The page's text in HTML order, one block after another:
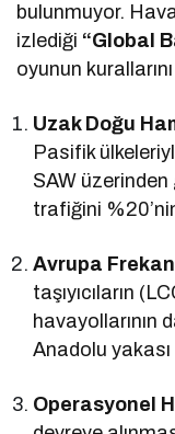
bulunmuyor.
izlediği “Global
oyunun
Uzak Doğu
Pasifik
SAW
trafiğini
Avrupa
taşıyıcıların
havayollarının
Anadolu yakası
Operasyonel